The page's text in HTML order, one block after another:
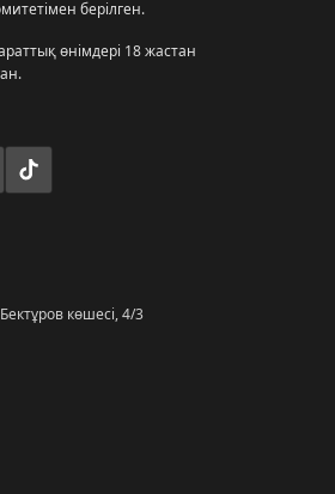
берілген.
өнімдері 18 жастан
көшесі, 4/3